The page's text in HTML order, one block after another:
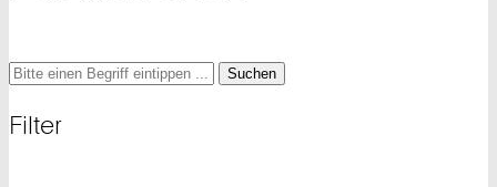
Suche
und
Suche
Suche
Filter